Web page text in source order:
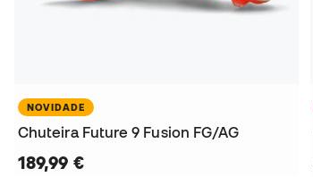
NOVIDADE
Chuteira Future 9 Fusion FG/AG
189,99 €